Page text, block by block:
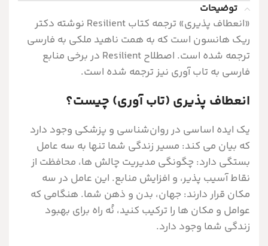
توضیحات
«انعطاف پذیری» ترجمه کتاب Resilient نوشته دکتر
ریک هانسون است که به همت ناهید ملکی به فارسی
ترجمه شده است. اصطلاح Resilient در برخی منابع
فارسی به تاب آوری نیز ترجمه شده است.
انعطاف پذیری (تاب آوری) چیست؟
یک ایده اساسی در روان‌شناسی و پزشکی وجود دارد
که بیان می­ کند: مسیر زندگی شما تنها به سه عامل
بستگی دارد: چگونگی مدیریت چالش­ ها، محافظت از
نقاط آسیب ­پذیر، و افزایش منابع. این عامل در سه
مکان قرار دارند: جهان، بدن و ذهن شما. هنگامی که
عوامل و مکان­ ها را ترکیب کنید، نُه راه برای بهبود
زندگی شما وجود دارد.